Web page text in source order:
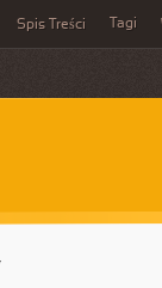
Spis Treści Tagi